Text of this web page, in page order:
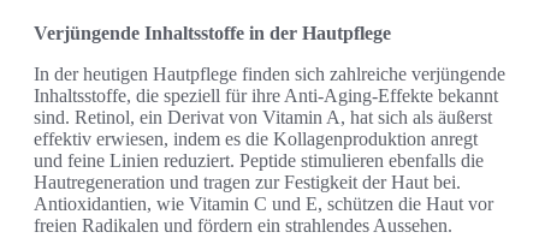
Verjüngende Inhaltsstoffe in der Hautpflege
In der heutigen Hautpflege finden sich zahlreiche verjüngende
Inhaltsstoffe, die speziell für ihre Anti-Aging-Effekte bekannt
sind. Retinol, ein Derivat von Vitamin A, hat sich als äußerst
effektiv erwiesen, indem es die Kollagenproduktion anregt
und feine Linien reduziert. Peptide stimulieren ebenfalls die
Hautregeneration und tragen zur Festigkeit der Haut bei.
Antioxidantien, wie Vitamin C und E, schützen die Haut vor
freien Radikalen und fördern ein strahlendes Aussehen.